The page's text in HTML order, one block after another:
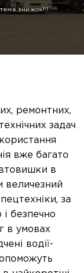
знижок!!!
ремонтних,
задач
вже багато
в
величезний
за
безпечно
в умовах
водії-